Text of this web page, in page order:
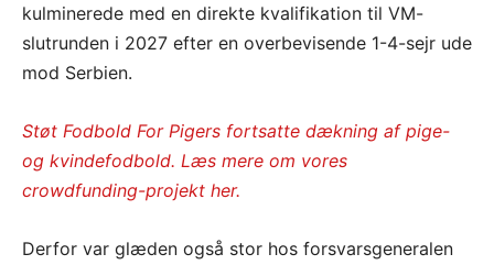
kulminerede med en direkte kvalifikation til VM-
slutrunden i 2027 efter en overbevisende 1-4-sejr ude
mod Serbien.
Støt Fodbold For Pigers fortsatte dækning af pige-
og kvindefodbold. Læs mere om vores
crowdfunding-projekt her.
Derfor var glæden også stor hos forsvarsgeneralen